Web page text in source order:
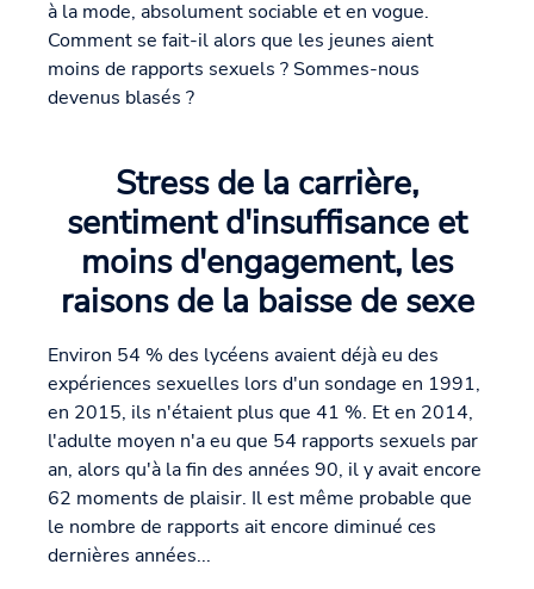
à la mode, absolument sociable et en vogue.
Comment se fait-il alors que les jeunes aient
moins de rapports sexuels ? Sommes-nous
devenus blasés ?
Stress de la carrière,
sentiment d'insuffisance et
moins d'engagement, les
raisons de la baisse de sexe
Environ 54 % des lycéens avaient déjà eu des
expériences sexuelles lors d'un sondage en 1991,
en 2015, ils n'étaient plus que 41 %. Et en 2014,
l'adulte moyen n'a eu que 54 rapports sexuels par
an, alors qu'à la fin des années 90, il y avait encore
62 moments de plaisir. Il est même probable que
le nombre de rapports ait encore diminué ces
dernières années...